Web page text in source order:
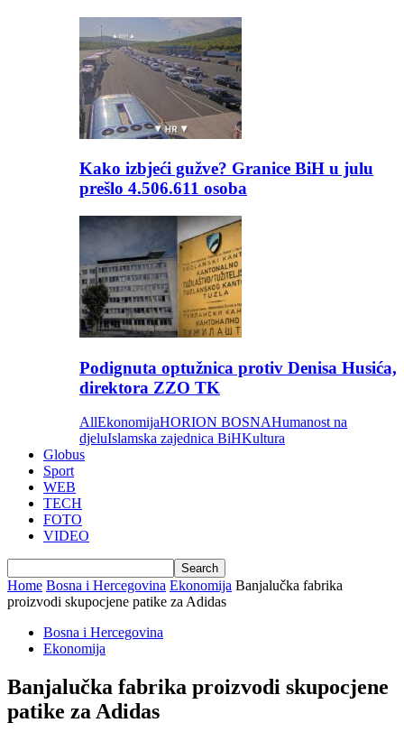
Kako izbjeći gužve? Granice BiH u julu
prešlo 4.506.611 osoba
Podignuta optužnica protiv Denisa Husića,
direktora ZZO TK
AllEkonomijaHORION BOSNAHumanost na
djeluIslamska zajednica BiHKultura
Globus
Sport
WEB
TECH
FOTO
VIDEO
Home Bosna i Hercegovina Ekonomija Banjalučka fabrika
proizvodi skupocjene patike za Adidas
Bosna i Hercegovina
Ekonomija
Banjalučka fabrika proizvodi skupocjene
patike za Adidas